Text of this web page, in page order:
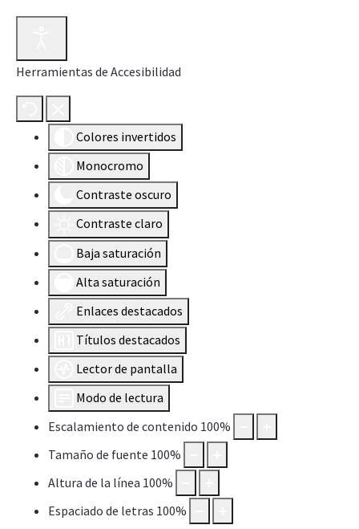
Herramientas de Accesibilidad
Colores invertidos
Monocromo
Contraste oscuro
Contraste claro
Baja saturación
Alta saturación
Enlaces destacados
Títulos destacados
Lector de pantalla
Modo de lectura
Escalamiento de contenido 100%
Tamaño de fuente 100%
Altura de la línea 100%
Espaciado de letras 100%